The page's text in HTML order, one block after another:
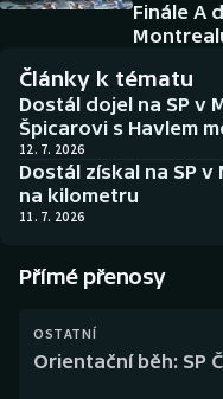
Americký fotbal
Baseball a softbal
Basketbal
Biatlon
Curling
NEPŘEHLÉDNĚTE
Soutěže
Historické návraty
Aplikace ČT sport
Finále A
Články k tématu
Dostál dojel na SP v
Špicarovi s Havlem
12. 7. 2026
Dostál získal na SP
na kilometru
11. 7. 2026
Přímé přenosy
OSTATNÍ
Orientační běh: SP